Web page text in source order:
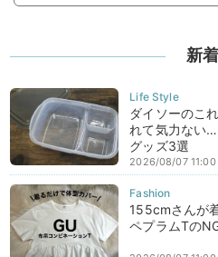
新着
ダイソーのこ
れて気力ない
グッズ3選
2026/08/07 11:00
155cmさんが
ペプラムTの